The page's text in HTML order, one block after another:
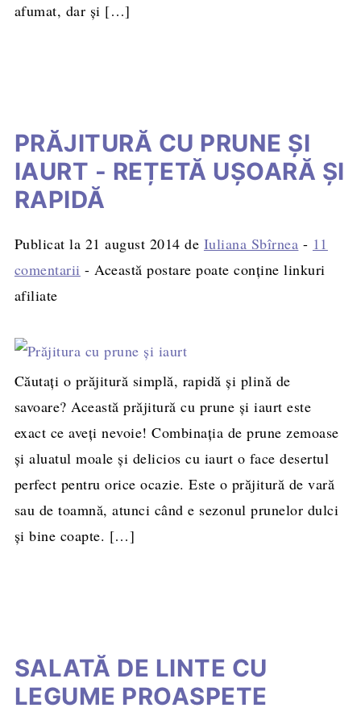
afumat, dar şi […]
PRĂJITURĂ CU PRUNE ȘI
IAURT - REȚETĂ UȘOARĂ ȘI
RAPIDĂ
Publicat la 21 august 2014 de Iuliana Sbîrnea - 11
comentarii - Această postare poate conține linkuri
afiliate
Căutați o prăjitură simplă, rapidă și plină de
savoare? Această prăjitură cu prune și iaurt este
exact ce aveți nevoie! Combinația de prune zemoase
și aluatul moale și delicios cu iaurt o face desertul
perfect pentru orice ocazie. Este o prăjitură de vară
sau de toamnă, atunci când e sezonul prunelor dulci
și bine coapte. […]
SALATĂ DE LINTE CU
LEGUME PROASPETE